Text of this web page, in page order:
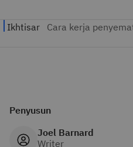
Penyusun
Joel Barnard
Writer